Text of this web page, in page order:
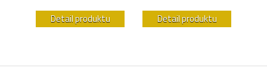
Detail produktu Detail produktu